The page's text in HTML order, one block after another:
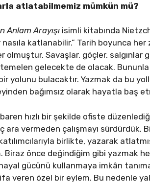
atlatabilmemiz mümkün mü?
Anlam Arayışı isimli kitabında
katlanabilir.” Tarih boyunca
olmuştur. Savaşlar, göçler, salgınlar
gelecekte de olacak.
yolunu bulacaktır. Yazmak da bu
bağımsız olarak hayatla baş
hızlı bir şekilde ofiste
ara vermeden çalışmayı sürdürdük.
katılımcılarıyla birlikte, yazarak
Biraz önce değindiğim gibi yazmak
gücünü kullanmaya imkân
veren özel bir eylem. Bu nedenle